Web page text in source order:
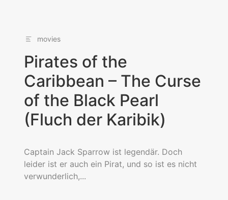
movies
Pirates of the
Caribbean – The Curse
of the Black Pearl
(Fluch der Karibik)
Captain Jack Sparrow ist legendär. Doch
leider ist er auch ein Pirat, und so ist es nicht
verwunderlich,...